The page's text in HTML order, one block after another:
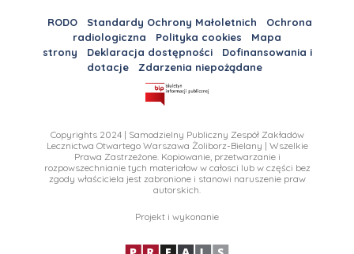
RODO Standardy Ochrony Małoletnich
Ochrona
radiologiczna
Polityka cookies
Mapa
strony
Deklaracja dostępności
Dofinansowania i
dotacje
Zdarzenia niepożądane
Copyrights 2024 | Samodzielny Publiczny Zespół Zakładów
Lecznictwa Otwartego Warszawa Żoliborz-Bielany | Wszelkie
Prawa Zastrzeżone. Kopiowanie, przetwarzanie i
rozpowszechnianie tych materiałow w całosci lub w części bez
zgody właściciela jest zabronione i stanowi naruszenie praw
autorskich.
Projekt i wykonanie